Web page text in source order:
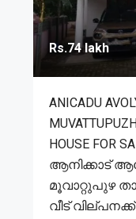
Rs.74 lakh
ANICADU
HOUSE FOR
ആനിക്കാട്
മൂവാറ്റുപുഴ
വീട്